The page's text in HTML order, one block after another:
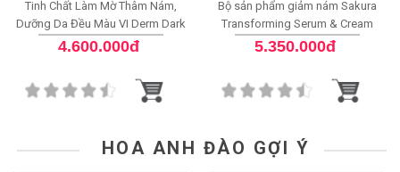
Tinh Chất Làm Mờ Thâm Nám,
Dưỡng Da Đều Màu VI Derm Dark
Spot Lifting Serum
4.600.000đ
Bộ sản phẩm giảm nám Sakura
Transforming Serum & Cream
5.350.000đ
HOA ANH ĐÀO GỢI Ý